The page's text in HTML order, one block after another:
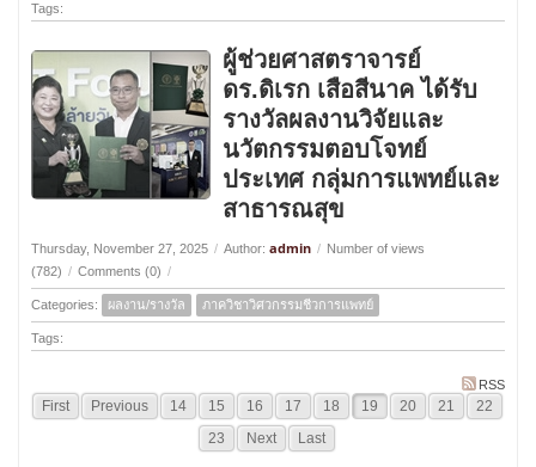
Tags:
ผู้ช่วยศาสตราจารย์
ดร.ดิเรก เสือสีนาค ได้รับ
รางวัลผลงานวิจัยและ
นวัตกรรมตอบโจทย์
ประเทศ กลุ่มการแพทย์และ
สาธารณสุข
Thursday, November 27, 2025 / Author: admin / Number of views
(782) / Comments (0) /
Categories: ผลงาน/รางวัล ภาควิชาวิศวกรรมชีวการแพทย์
Tags:
RSS
First Previous 14 15 16 17 18 19 20 21
22
23
Next Last